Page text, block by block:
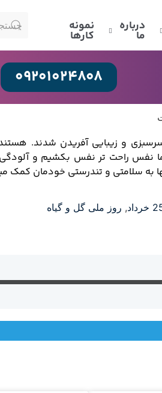
درباره
ما
نمونه
کارها
09201024808
و زیبایی آفریدن شدند. هستند
نفس راحت تر نفس بکشیم و آلودگی
به سلامتی و تندرستی خودمان کمک
, روز ملی گل و گیاه